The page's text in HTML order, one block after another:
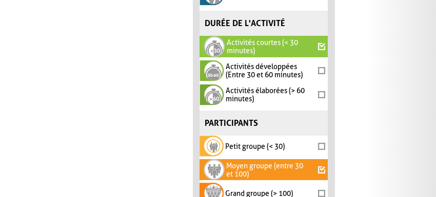
DURÉE DE L'ACTIVITÉ
Activités courtes (< 30
minutes)
Activités développées
(Entre 30 et 60 minutes)
Activités élaborées (> 60
minutes)
PARTICIPANTS
Petit groupe (< 30)
Moyen groupe (entre 30
et 100)
Grand groupe (> 100)